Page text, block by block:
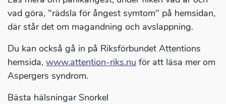
vad göra, "rädsla för ångest symtom" på hemsidan,
där står det om magandning och avslappning.
Du kan också gå in på Riksförbundet Attentions
hemsida, www.attention-riks.nu för att läsa mer om
Aspergers syndrom.
Bästa hälsningar Snorkel